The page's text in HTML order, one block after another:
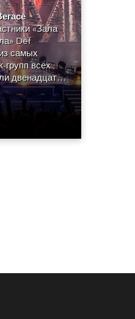
«Зала
Def
самых
групп всех
двенадцать
шоу в
Лас-Вегасе.